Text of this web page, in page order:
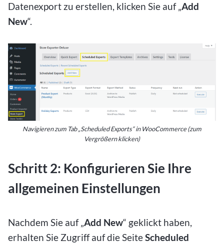
Datenexport zu erstellen, klicken Sie auf „Add
New“.
Navigieren zum Tab „Scheduled Exports“ in WooCommerce (zum
Vergrößern klicken)
Schritt 2: Konfigurieren Sie Ihre
allgemeinen Einstellungen
Nachdem Sie auf „Add New“ geklickt haben,
erhalten Sie Zugriff auf die SeiteScheduled